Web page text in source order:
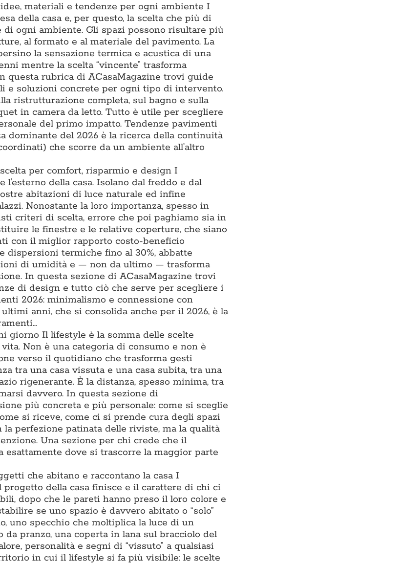
materiali e tendenze per ogni ambiente I
della casa e, per questo, la scelta che più di
ogni ambiente. Gli spazi possono risultare più
al formato e al materiale del pavimento. La
la sensazione termica e acustica di una
mentre la scelta “vincente” trasforma
questa rubrica di ACasaMagazine trovi guide
e soluzioni concrete per ogni tipo di intervento.
ristrutturazione completa, sul bagno e sulla
in camera da letto. Tutto è utile per scegliere
del primo impatto. Tendenze pavimenti
dominante del 2026 è la ricerca della continuità
che scorre da un ambiente all’altro
per comfort, risparmio e design I
della casa. Isolano dal freddo e dal
abitazioni di luce naturale ed infine
Nonostante la loro importanza, spesso in
criteri di scelta, errore che poi paghiamo sia in
le finestre e le relative coperture, che siano
con il miglior rapporto costo-beneficio
dispersioni termiche fino al 30%, abbatte
di umidità e — non da ultimo — trasforma
In questa sezione di ACasaMagazine trovi
di design e tutto ciò che serve per scegliere i
2026: minimalismo e connessione con
anni, che si consolida anche per il 2026, è la
giorno Il lifestyle è la somma delle scelte
Non è una categoria di consumo e non è
verso il quotidiano che trasforma gesti
tra una casa vissuta e una casa subita, tra una
rigenerante. È la distanza, spesso minima, tra
davvero. In questa sezione di
più concreta e più personale: come si sceglie
si riceve, come ci si prende cura degli spazi
perfezione patinata delle riviste, ma la qualità
Una sezione per chi crede che il
esattamente dove si trascorre la maggior parte
che abitano e raccontano la casa I
progetto della casa finisce e il carattere di chi ci
dopo che le pareti hanno preso il loro colore e
se uno spazio è davvero abitato o “solo”
uno specchio che moltiplica la luce di un
pranzo, una coperta in lana sul bracciolo del
personalità e segni di “vissuto” a qualsiasi
in cui il lifestyle si fa più visibile: le scelte